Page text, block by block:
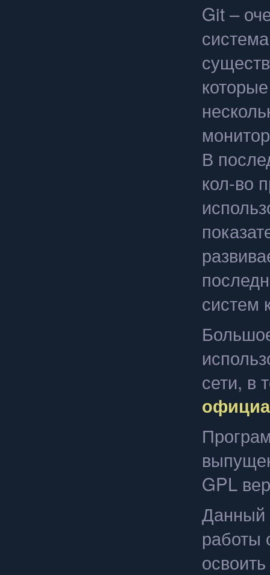
Git –
В
кол-во
систем
сети, в
GPL
Данный
работы